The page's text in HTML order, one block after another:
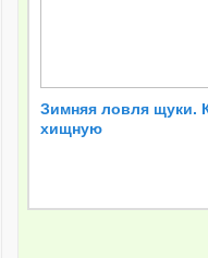
Зимняя ловля щуки.
хищную